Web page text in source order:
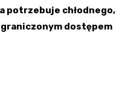
potrzebuje chłodnego,
dostępem